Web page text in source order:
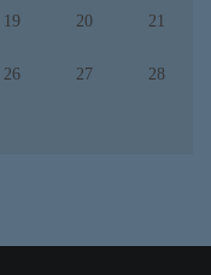
19 20 21
26 27 28